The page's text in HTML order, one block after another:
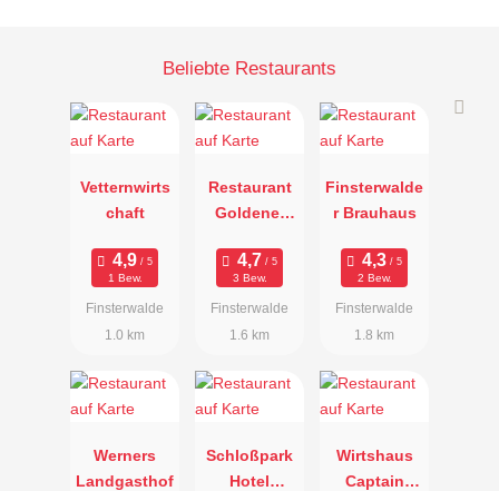
Beliebte Restaurants
Vetternwirts
chaft
1 Bew.
Finsterwalde
1.0 km
Restaurant
Goldener
3 Bew.
Finsterwalde
1.6 km
Finsterwalde
r Brauhaus
2 Bew.
Finsterwalde
1.8 km
Werners
Landgasthof
Schloßpark
Hotel
Wirtshaus
Captain